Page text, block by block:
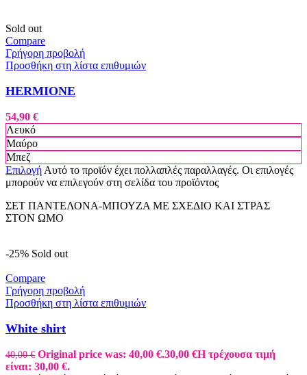
Sold out
Compare
Γρήγορη προβολή
Προσθήκη στη λίστα επιθυμιών
HERMIONE
54,90 €
Λευκό
Μαύρο
Μπεζ
Επιλογή Αυτό το προϊόν έχει πολλαπλές παραλλαγές. Οι επιλογές
μπορούν να επιλεγούν στη σελίδα του προϊόντος
ΣΕΤ ΠΑΝΤΕΛΟΝΑ-ΜΠΟΥΖΑ ΜΕ ΣΧΕΔΙΟ ΚΑΙ ΣΤΡΑΣ
ΣΤΟΝ ΩΜΟ
-25% Sold out
Compare
Γρήγορη προβολή
Προσθήκη στη λίστα επιθυμιών
White shirt
40,00€ Original price was: 40,00 €.30,00 €Η τρέχουσα τιμή
είναι: 30,00 €.